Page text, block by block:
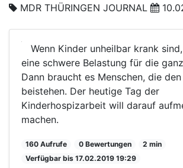
MDR THÜRINGEN JOURNAL
Wenn Kinder unheilbar krank
eine schwere Belastung für die
Dann braucht es Menschen, die
beistehen. Der heutige Tag der
Kinderhospizarbeit will darauf
machen.
160 Aufrufe 0 Bewertungen
2 min
Verfügbar bis 17.02.2019 19:29